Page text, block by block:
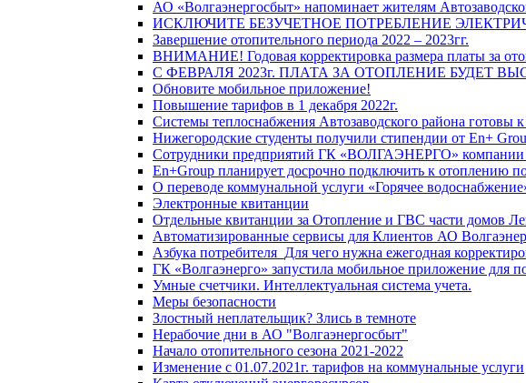
АО «Волгаэнергосбыт» напоминает жителям
ИСКЛЮЧИТЕ БЕЗУЧЕТНОЕ ПОТРЕБЛЕНИЕ
Завершение отопительного периода 2022 – 2023гг.
ВНИМАНИЕ! Годовая корректировка размера платы за
С ФЕВРАЛЯ 2023г. ПЛАТА ЗА ОТОПЛЕНИЕ БУДЕТ
Обновите мобильное приложение!
Повышение тарифов в 1 декабря 2022г.
Системы теплоснабжения Автозаводского района готовы
Нижегородские студенты получили стипендии от En+
Сотрудники предприятий ГК «ВОЛГАЭНЕРГО» компании
En+Group планирует досрочно подключить к отоплению
О переводе коммунальной услуги «Горячее
Электронные квитанции
Отдельные квитанции за Отопление и ГВС части домов
Автоматизированные сервисы для Клиентов АО
Азбука потребителя_Для чего нужна ежегодная
ГК «Волгаэнерго» запустила мобильное приложение для
Умные счетчики. Интеллектуальная система учета.
Меры безопасности
Злостный неплательщик? Злись в темноте
Нерабочие дни в АО "Волгаэнергосбыт"
Начало отопительного сезона 2021-2022
Изменение с 01.07.2021г. тарифов на коммунальные услуги